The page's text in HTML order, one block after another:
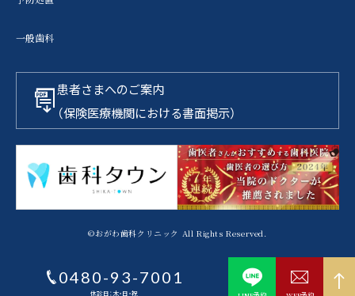
一般歯科
患者さまへのご案内
（保険医療機関における書面掲示）
©おがわ歯科クリニック All Rights Reserved.
0480-93-7001